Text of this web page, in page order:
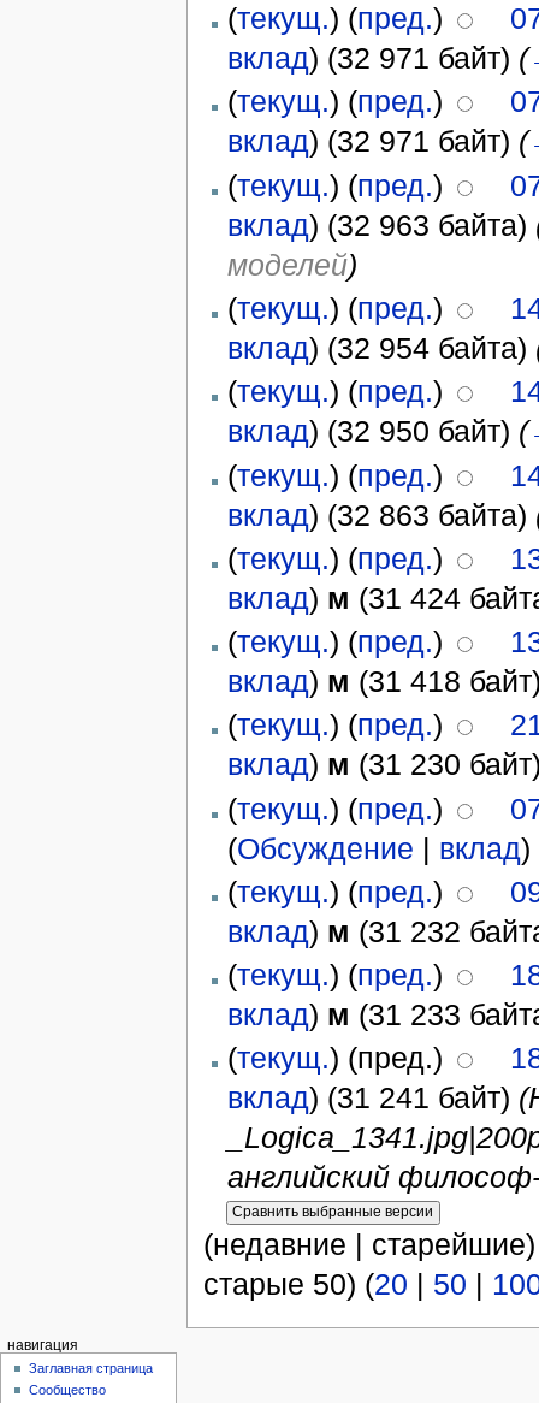
(текущ.) (пред.)
вклад) (32 971 байт) (
(текущ.) (пред.)
вклад) (32 971 байт) (
(текущ.) (пред.)
вклад) (32 963 байта)
моделей)
(текущ.) (пред.)
вклад) (32 954 байта)
(текущ.) (пред.)
вклад) (32 950 байт) (
(текущ.) (пред.)
вклад) (32 863 байта)
(текущ.) (пред.)
вклад) м (31 424
(текущ.) (пред.)
вклад) м (31 418
(текущ.) (пред.)
вклад) м (31 230
(текущ.) (пред.)
(Обсуждение | вклад)
(текущ.) (пред.)
вклад) м (31 232
(текущ.) (пред.)
вклад) м (31 233
(текущ.) (пред.)
вклад) (31 241 байт)
английский
(недавние |
старые 50) (20 | 50 |
навигация
Заглавная страница
Сообщество